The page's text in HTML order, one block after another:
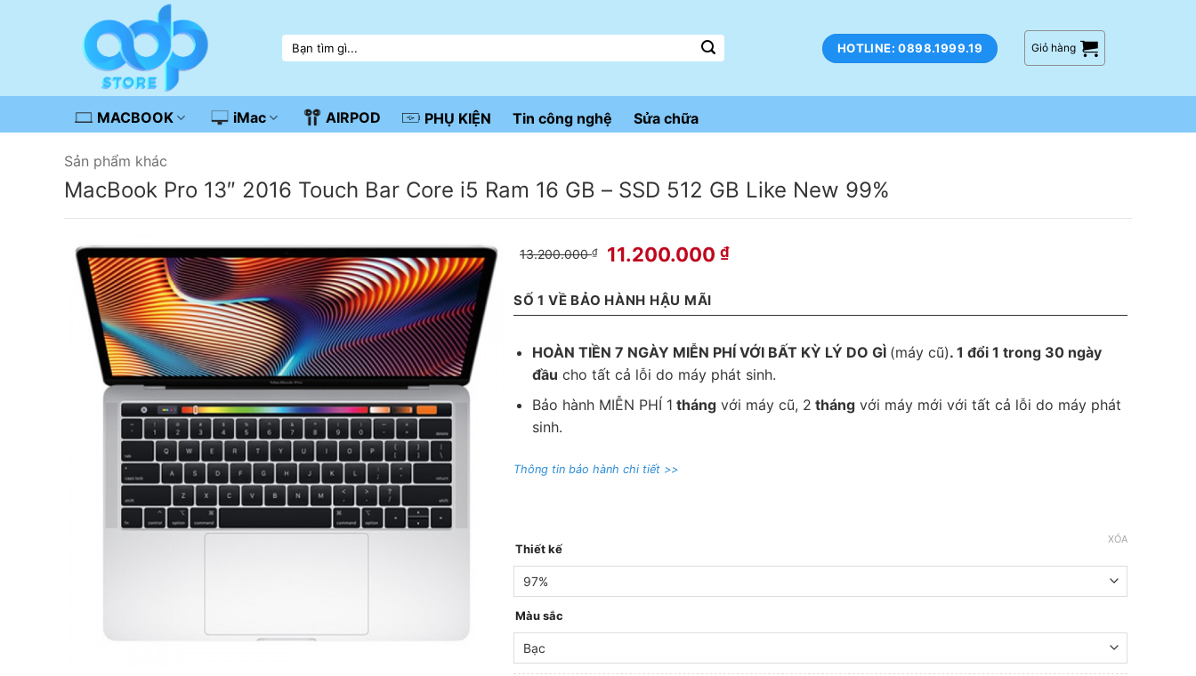
Tìm
kiếm:
HOTLINE: 0898.1999.19 Giỏ hàng
MACBOOK iMac AIRPOD PHỤ KIỆN Tin công nghệ Sửa chữa
Sản phẩm khác
MacBook Pro 13″ 2016 Touch Bar Core i5 Ram 16 GB – SSD 512 GB Like New 99%
13.200.000₫ 11.200.000₫
SỐ 1 VỀ BẢO HÀNH HẬU MÃI
HOÀN TIỀN 7 NGÀY MIỄN PHÍ VỚI BẤT KỲ LÝ DO GÌ (máy cũ). 1 đổi 1 trong 30 ngày
đầu cho tất cả lỗi do máy phát sinh.
Bảo hành MIỄN PHÍ 1 thángvới máy cũ, 2 thángvới máy mới với tất cả lỗi do máy phát
sinh.
Thông tin bảo hành chi tiết >>
Thiết kế
Màu sắc
XÓA